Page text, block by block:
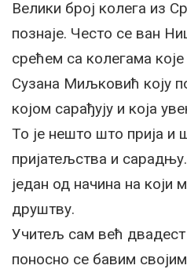
Велики број колега из
познаје. Често се ван
срећем са колегама
Сузана Миљковић коју
којом сарађују и која
То је нешто што прија и
пријатељства и
један од начина на који
друштву.
Учитељ сам већ
поносно се бавим